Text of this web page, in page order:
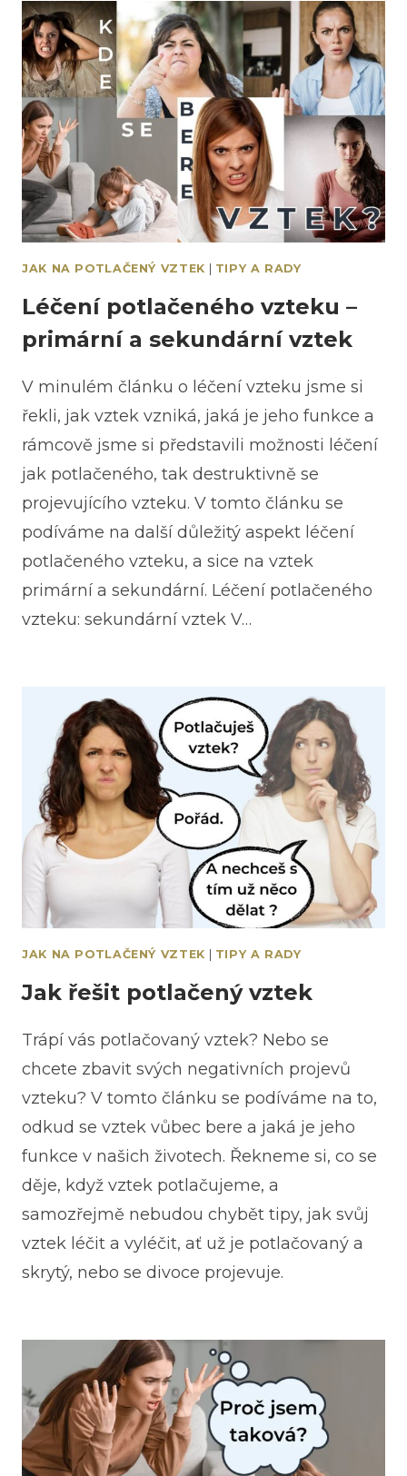
JAK NA POTLAČENÝ VZTEK TIPY A RADY
Léčení potlačeného vzteku –
primární a sekundární vztek
V minulém článku o léčení vzteku jsme si
řekli, jak vztek vzniká, jaká je jeho funkce a
rámcově jsme si představili možnosti léčení
jak potlačeného, tak destruktivně se
projevujícího vzteku. V tomto článku se
podíváme na další důležitý aspekt léčení
potlačeného vzteku, a sice na vztek
primární a sekundární. Léčení potlačeného
vzteku: sekundární vztek V…
JAK NA POTLAČENÝ VZTEK TIPY A RADY
Jak řešit potlačený vztek
Trápí vás potlačovaný vztek? Nebo se
chcete zbavit svých negativních projevů
vzteku? V tomto článku se podíváme na to,
odkud se vztek vůbec bere a jaká je jeho
funkce v našich životech. Řekneme si, co se
děje, když vztek potlačujeme, a
samozřejmě nebudou chybět tipy, jak svůj
vztek léčit a vyléčit, ať už je potlačovaný a
skrytý, nebo se divoce projevuje.